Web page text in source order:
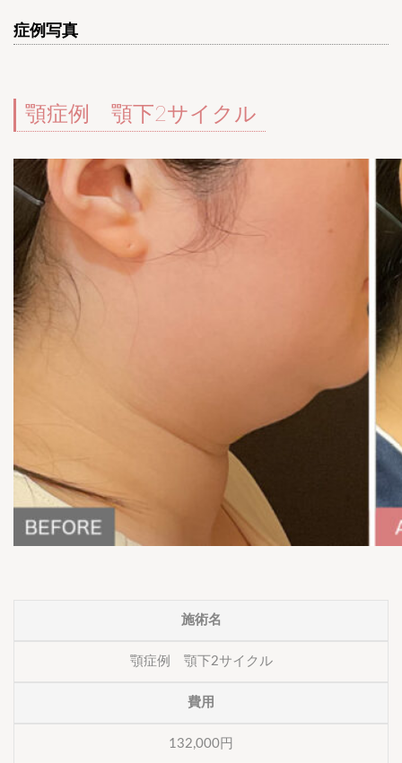
症例写真
顎症例 顎下2サイクル
施術名
顎症例 顎下2サイクル
費用
132,000円